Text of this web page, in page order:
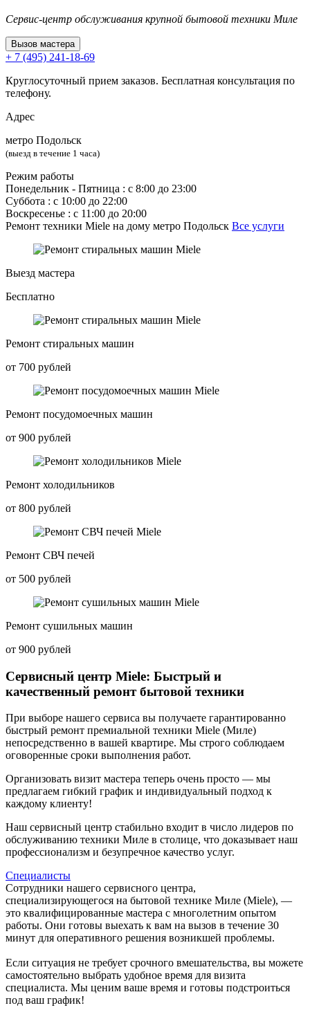
Сервис-центр обслуживания крупной бытовой техники Миле
Вызов мастера
+ 7 (495) 241-18-69
Круглосуточный прием заказов. Бесплатная консультация по
телефону.
Адрес
метро Подольск
(выезд в течение 1 часа)
Режим работы
Понедельник ‐ Пятница : с 8:00 до 23:00
Суббота : с 10:00 до 22:00
Воскресенье : с 11:00 до 20:00
Ремонт техники Miele на дому метро Подольск Все услуги
Выезд мастера
Бесплатно
Ремонт стиральных машин
от 700 рублей
Ремонт посудомоечных машин
от 900 рублей
Ремонт холодильников
от 800 рублей
Ремонт СВЧ печей
от 500 рублей
Ремонт сушильных машин
от 900 рублей
Сервисный центр Miele: Быстрый и
качественный ремонт бытовой техники
При выборе нашего сервиса вы получаете гарантированно
быстрый ремонт премиальной техники Miele (Миле)
непосредственно в вашей квартире. Мы строго соблюдаем
оговоренные сроки выполнения работ.
Организовать визит мастера теперь очень просто — мы
предлагаем гибкий график и индивидуальный подход к
каждому клиенту!
Наш сервисный центр стабильно входит в число лидеров по
обслуживанию техники Миле в столице, что доказывает наш
профессионализм и безупречное качество услуг.
Специалисты
Сотрудники нашего сервисного центра,
специализирующегося на бытовой технике Миле (Miele), —
это квалифицированные мастера с многолетним опытом
работы. Они готовы выехать к вам на вызов в течение 30
минут для оперативного решения возникшей проблемы.
Если ситуация не требует срочного вмешательства, вы можете
самостоятельно выбрать удобное время для визита
специалиста. Мы ценим ваше время и готовы подстроиться
под ваш график!